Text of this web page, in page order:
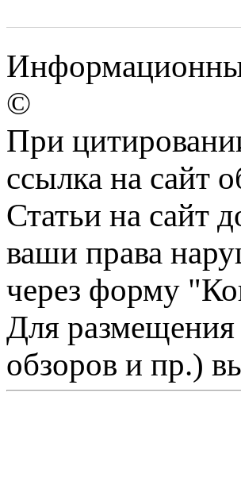
©
При
ссылка на сайт
Статьи на сайт
ваши права
через форму
Для размещения
обзоров и пр.)